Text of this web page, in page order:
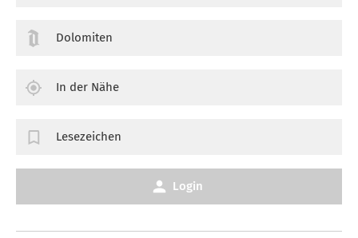
Dolomiten
In der Nähe
Lesezeichen
Login